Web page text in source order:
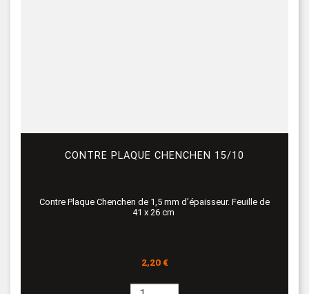
CONTRE PLAQUE CHENCHEN 15/10
Contre Plaque Chenchen de 1,5 mm d'épaisseur. Feuille de
41 x 26 cm
Prix
2,20 €